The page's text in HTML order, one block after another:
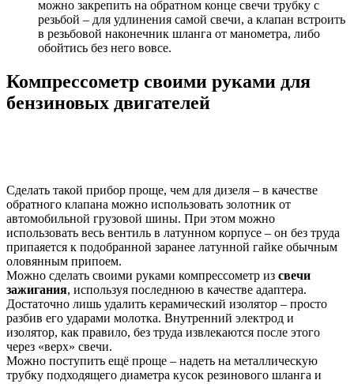
можно закрепить на обратном конце свечи трубку с
резьбой – для удлинения самой свечи, а клапан встроить
в резьбовой наконечник шланга от манометра, либо
обойтись без него вовсе.
Компрессометр своими руками для
бензиновых двигателей
Сделать такой прибор проще, чем для дизеля – в качестве
обратного клапана можно использовать золотник от
автомобильной грузовой шины. При этом можно
использовать весь вентиль в латунном корпусе – он без труда
припаяется к подобранной заранее латунной гайке обычным
оловянным припоем.
Можно сделать своими руками компрессометр из свечи
зажигания, используя последнюю в качестве адаптера.
Достаточно лишь удалить керамический изолятор – просто
разбив его ударами молотка. Внутренний электрод и
изолятор, как правило, без труда извлекаются после этого
через «верх» свечи.
Можно поступить ещё проще – надеть на металлическую
трубку подходящего диаметра кусок резинового шланга и